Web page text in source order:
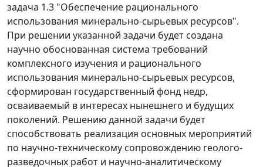
задача 1.3 "Обеспечение рационального
использования минерально-сырьевых ресурсов".
При решении указанной задачи будет создана
научно обоснованная система требований
комплексного изучения и рационального
использования минерально-сырьевых ресурсов,
сформирован государственный фонд недр,
осваиваемый в интересах нынешнего и будущих
поколений. Решению данной задачи будет
способствовать реализация основных мероприятий
по научно-техническому сопровождению геолого-
разведочных работ и научно-аналитическому